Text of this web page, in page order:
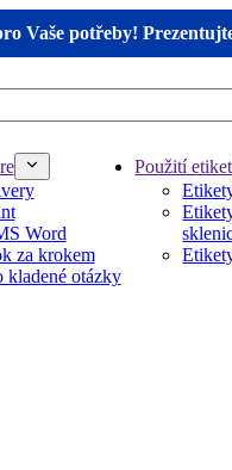
Vaše potřeby!
Word
za krokem
kladené otázky
Použití etiket